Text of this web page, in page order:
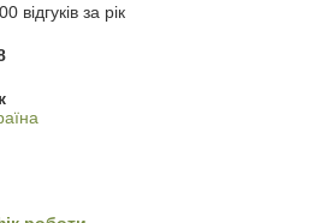
відгуків за рік